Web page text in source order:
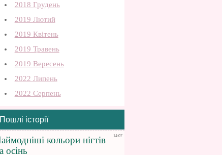
2018 Грудень
2019 Лютий
2019 Квітень
2019 Травень
2019 Вересень
2022 Липень
2022 Серпень
Пошлі історії